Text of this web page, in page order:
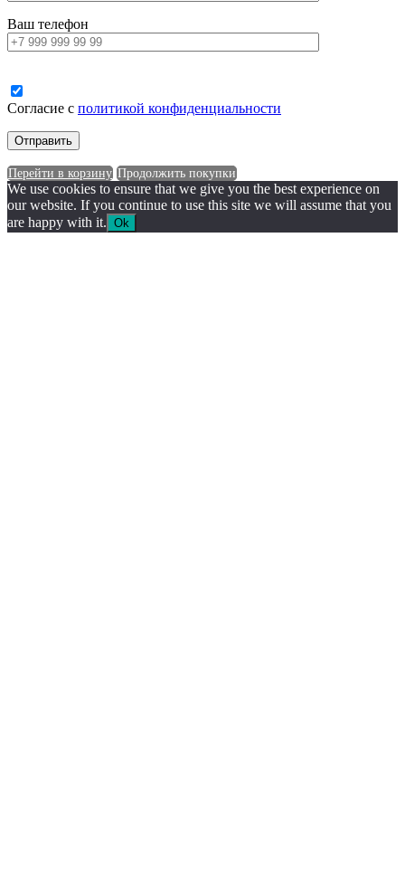
Ваш телефон
Согласие с политикой конфиденциальности
Перейти в корзину Продолжить покупки
We use cookies to ensure that we give you the best experience on
our website. If you continue to use this site we will assume that you
are happy with it. Ok